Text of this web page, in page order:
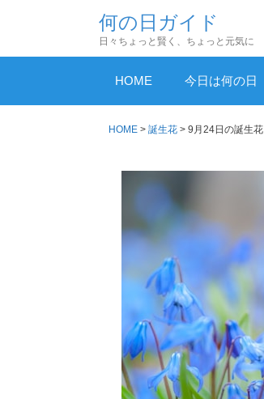
テ
何の日ガイド
日々ちょっと賢く、ちょっと元気に
HOME 今日は何の日
HOME > 誕生花 > 9月24日の誕生花